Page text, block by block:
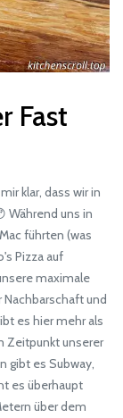
Fast
klar, dass wir in
Während uns in
führten (was
Pizza auf
maximale
Nachbarschaft und
es hier mehr als
Zeitpunkt unserer
gibt es Subway,
es überhaupt
über dem